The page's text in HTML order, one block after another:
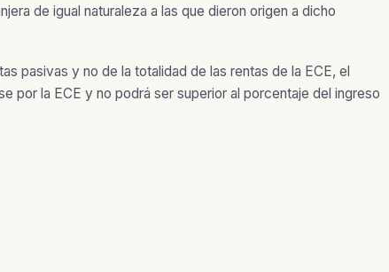
de igual naturaleza a las que dieron origen a dicho
pasivas y no de la totalidad de las rentas de la ECE, el
por la ECE y no podrá ser superior al porcentaje del ingreso